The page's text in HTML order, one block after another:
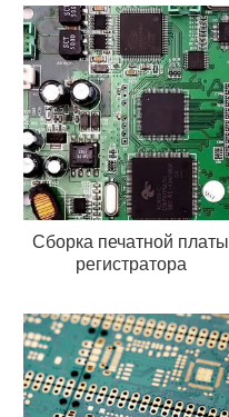
Сборка печатной платы
регистратора